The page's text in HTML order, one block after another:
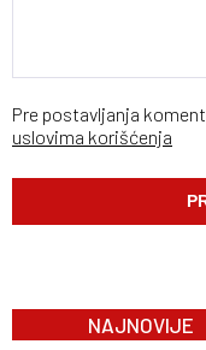
Pre postavljanja
uslovima korišćenja
NAJNOVIJE